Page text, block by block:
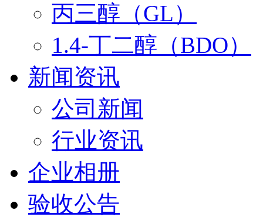
丙三醇（GL）
1.4-丁二醇（BDO）
新闻资讯
公司新闻
行业资讯
企业相册
验收公告